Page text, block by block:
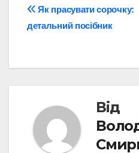
Навігація
записів
Як прасувати сорочку:
детальний посібник
Від